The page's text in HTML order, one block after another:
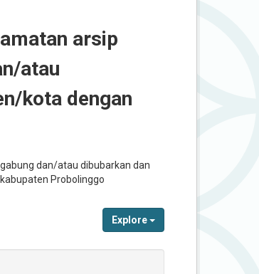
arsip
atau
kota dengan
dan/atau dibubarkan dan
Probolinggo
Explore